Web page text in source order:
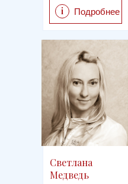
Подробнее
i
Светлана
Медведь